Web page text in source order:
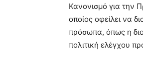
Κανονισμό για την
οποίος οφείλει να
πρόσωπα, όπως η
πολιτική ελέγχου